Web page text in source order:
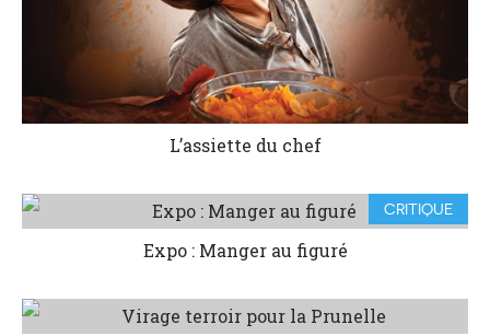
L’assiette du chef
CRITIQUE
Expo : Manger au figuré